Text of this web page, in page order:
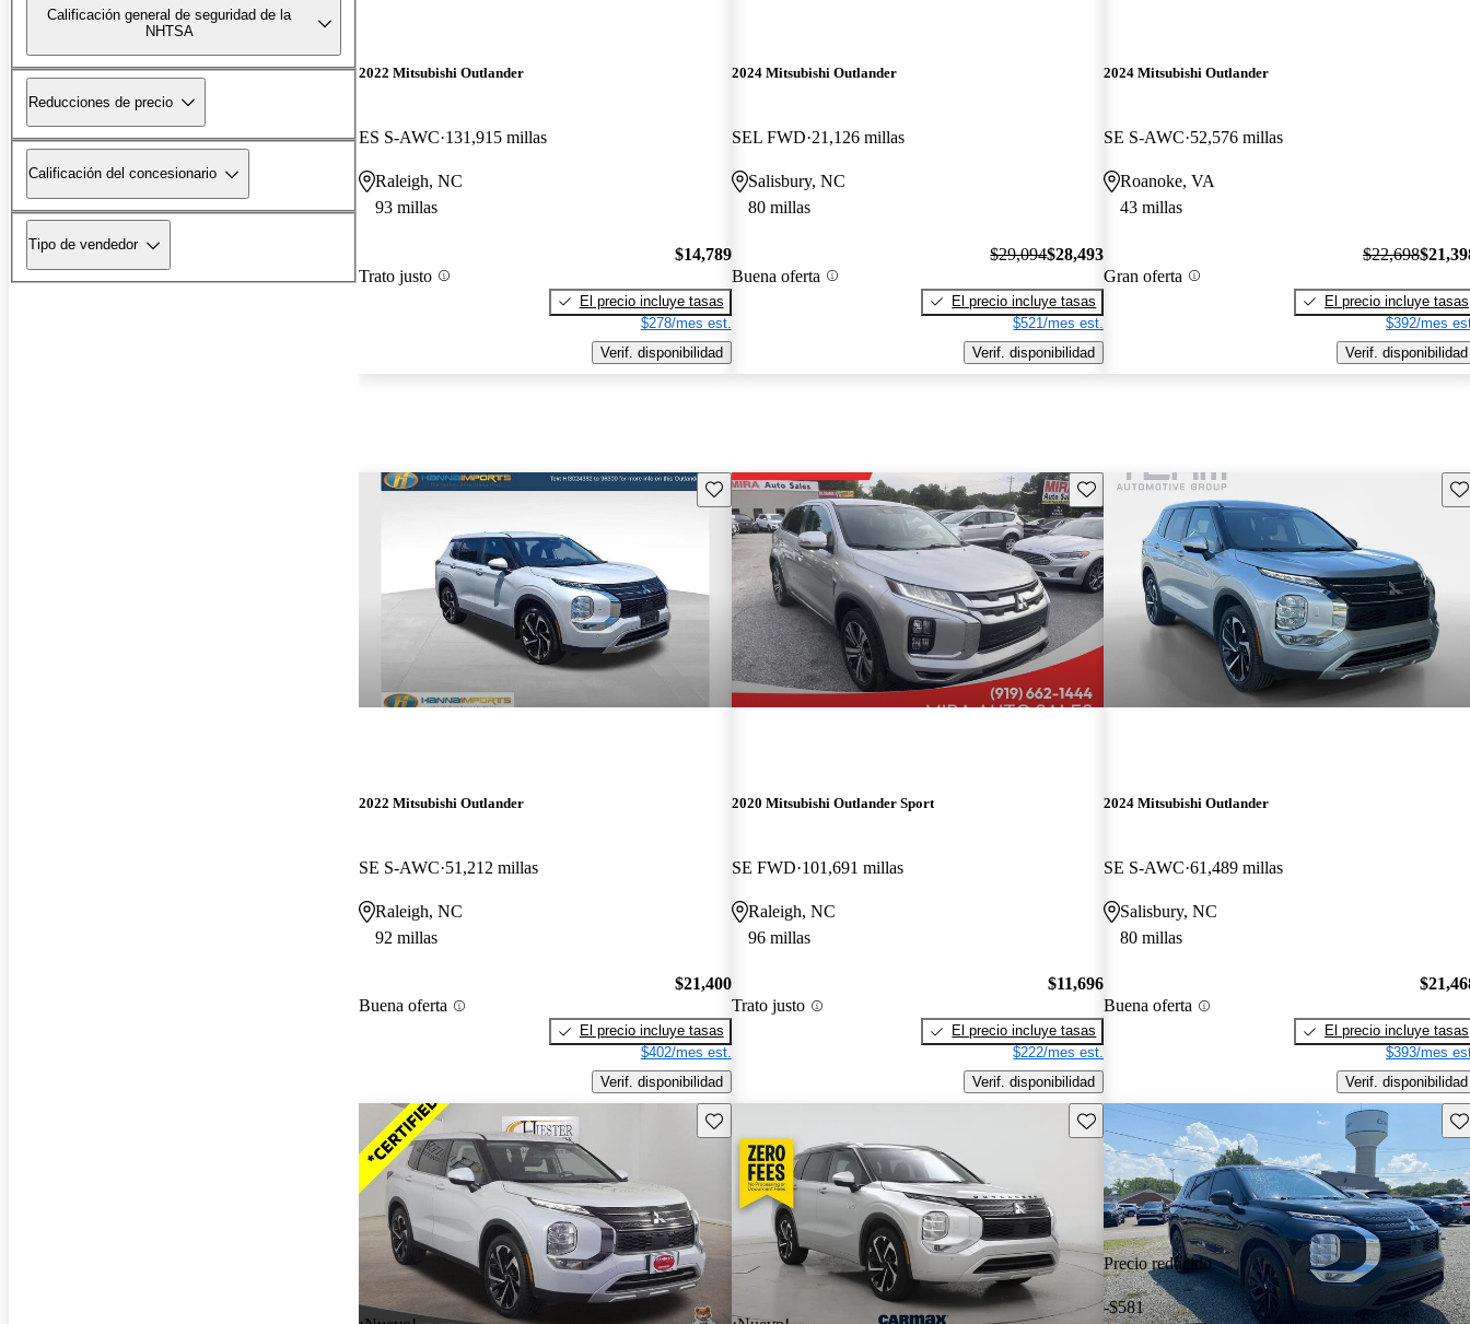
Calificación general de seguridad de la
NHTSA
Reducciones de precio
Calificación del concesionario
Tipo de vendedor
2022 Mitsubishi Outlander
ES S-AWC 131,915 millas
Raleigh, NC
93 millas
Trato justo
$14,789
El precio incluye tasas
$278/mes est.
Verif. disponibilidad
2024 Mitsubishi Outlander
SEL FWD 21,126 millas
Salisbury, NC
80 millas
Buena oferta
$29,094$28,493
El precio incluye tasas
$521/mes est.
Verif. disponibilidad
2024 Mitsubishi Outlander
SE S-AWC 52,576 millas
Roanoke, VA
43 millas
Gran oferta
$22,698
El precio incluye tasas
$392/mes
Verif. disponibilidad
Guarda este Aviso
2022 Mitsubishi Outlander
SE S-AWC 51,212 millas
Raleigh, NC
92 millas
Buena oferta
$21,400
El precio incluye tasas
$402/mes est.
Verif. disponibilidad
Guarda este Aviso
2020 Mitsubishi Outlander Sport
SE FWD 101,691 millas
Raleigh, NC
96 millas
Trato justo
$11,696
El precio incluye tasas
$222/mes est.
Verif. disponibilidad
2024 Mitsubishi Outlander
SE S-AWC 61,489 millas
Salisbury, NC
80 millas
Buena oferta
El precio incluye tasas
$393/mes
Verif. disponibilidad
Guarda este Aviso Guarda este Aviso
Precio reducido
-$581